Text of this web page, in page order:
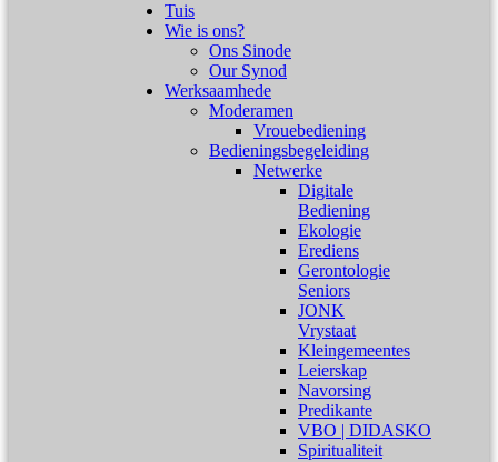
Tuis
Wie is ons?
Ons Sinode
Our Synod
Werksaamhede
Moderamen
Vrouebediening
Bedieningsbegeleiding
Netwerke
Digitale
Bediening
Ekologie
Erediens
Gerontologie
Seniors
JONK
Vrystaat
Kleingemeentes
Leierskap
Navorsing
Predikante
VBO | DIDASKO
Spiritualiteit